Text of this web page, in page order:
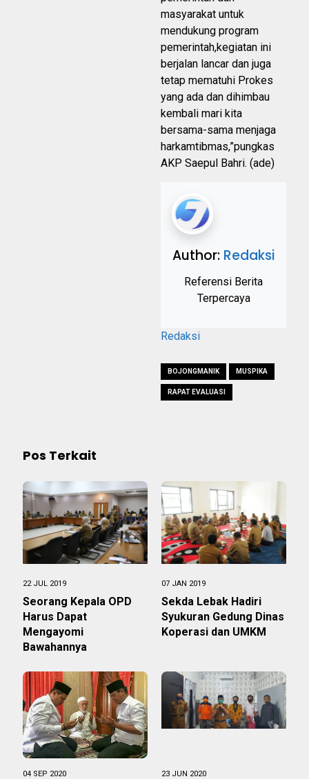
masyarakat untuk
mendukung program
pemerintah,kegiatan ini
berjalan lancar dan juga
tetap mematuhi Prokes
yang ada dan dihimbau
kembali mari kita
bersama-sama menjaga
harkamtibmas,”pungkas
AKP Saepul Bahri. (ade)
Author: Redaksi
Referensi Berita
Terpercaya
Redaksi
BOJONGMANIK MUSPIKA
RAPAT EVALUASI
Pos Terkait
22 JUL 2019
Seorang Kepala OPD
Harus Dapat
Mengayomi
Bawahannya
07 JAN 2019
Sekda Lebak Hadiri
Syukuran Gedung Dinas
Koperasi dan UMKM
04 SEP 2020 23 JUN 2020